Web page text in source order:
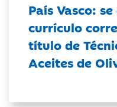
País Vasco:
currículo
título de
Aceites de